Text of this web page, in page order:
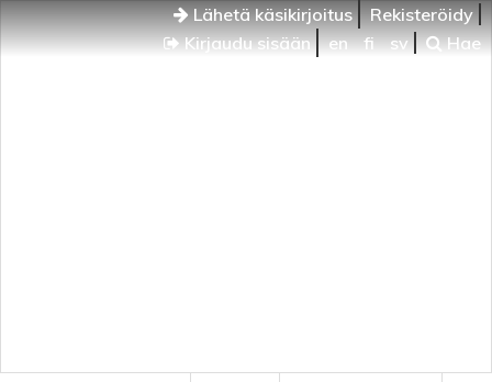
Lähetä käsikirjoitus
Rekisteröidy
Kirjaudu sisään
en fi sv Hae